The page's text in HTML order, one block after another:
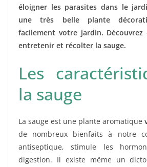
éloigner les parasites dans le
une très belle plante
facilement votre jardin.
entretenir et récolter la sauge.
Les
la sauge
La sauge est une plante aromatique
de nombreux bienfaits à notre
antiseptique, stimule les
digestion. Il existe même un